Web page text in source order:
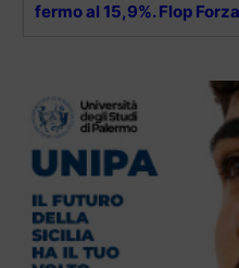
fermo al 15,9%. Flop